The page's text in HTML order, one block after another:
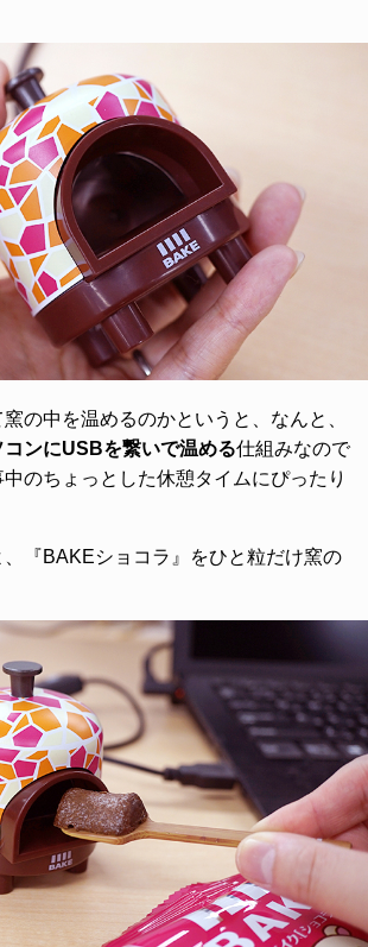
の中を温めるのかというと、なんと、
ンにUSBを繋いで温める仕組みなので
のちょっとした休憩タイムにぴったり
『BAKEショコラ』をひと粒だけ窯の